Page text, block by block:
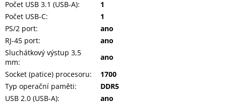
Počet USB 3.1 (USB-A):
1
Počet USB-C:
1
PS/2 port:
ano
RJ-45 port:
ano
Sluchátkový výstup 3,5
mm:
ano
Socket (patice) procesoru:
1700
Typ operační paměti:
DDR5
USB 2.0 (USB-A):
ano